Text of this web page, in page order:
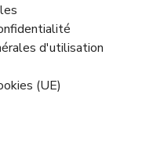
d'utilisation
(UE)